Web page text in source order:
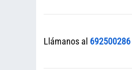
Llámanos al 692500286